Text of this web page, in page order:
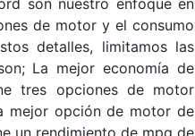
son nuestro enfoque en
de motor y el consumo
detalles, limitamos las
La mejor economía de
tres opciones de motor
mejor opción de motor de
un rendimiento de mpg de